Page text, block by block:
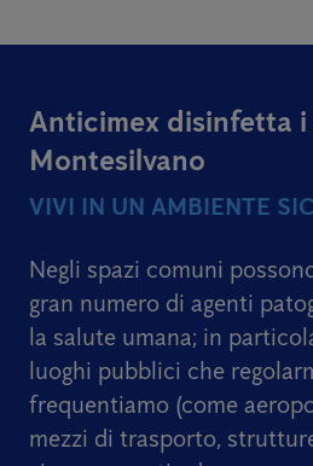
Anticimex disinfetta
Montesilvano
VIVI IN UN AMBIENTE
Negli spazi comuni
gran numero di agenti
la salute umana; in
luoghi pubblici che
frequentiamo (come
mezzi di trasporto,